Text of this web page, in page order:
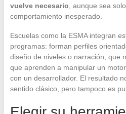
vuelve necesario , aunque sea
comportamiento inesperado.
Escuelas como la ESMA integran
programas: forman perfiles
diseño de niveles o narración, que
que aprenden a manipular un
con un desarrollador. El resultado
sentido clásico, pero tampoco es